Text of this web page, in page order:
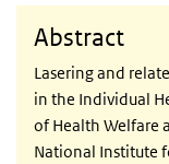
Abstract
Lasering and
in the Individual
of Health Welfare
National Institute